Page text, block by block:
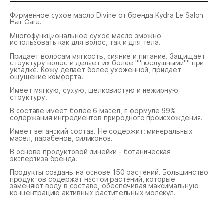
Фирменное сухое масло Divine от бренда Kydra Le Salon
Hair Care.
Многофункциональное сухое масло зможно
использовать как для волос, так и для тела.
Придает волосам мягкость, сияние и питание. Защищает
структуру волос и делает их более ""послушными"" при
укладке. Кожу делает более ухоженной, придает
ощущение комфорта.
Имеет мягкую, сухую, шелковистую и нежирную
структуру.
В составе имеет более 6 масел, в формуле 99%
содержания ингредиентов природного происхождения.
Имеет веганский состав. Не содержит: минеральных
масел, парабенов, силиконов.
В основе продуктовой линейки - ботаническая
экспертиза бренда.
Продукты созданы на основе 150 растений. Большинство
продуктов содержат настои растений, которые
заменяют воду в составе, обеспечивая максимальную
концентрацию активных растительных молекул.